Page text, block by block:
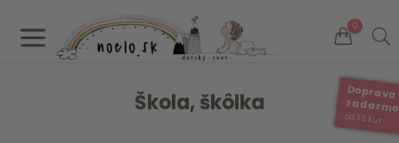
a 0
Doprava
od 35 Eur
Škola, škôlka